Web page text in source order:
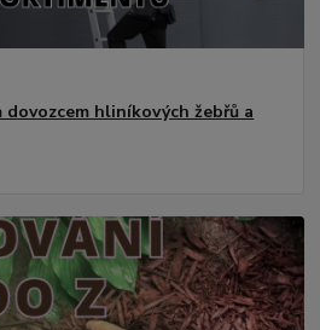
dovozcem hliníkových žebřů a